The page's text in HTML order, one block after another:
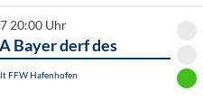
20:00 Uhr
Bayer derf des
FFW Hafenhofen